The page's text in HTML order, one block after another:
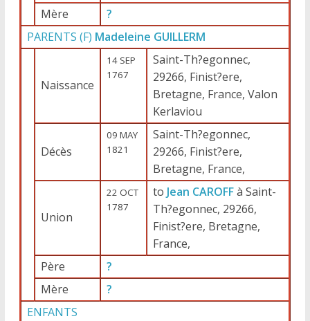
Mère
?
PARENTS (F) Madeleine GUILLERM
Naissance
14 SEP
1767
Saint-Th?egonnec,
29266, Finist?ere,
Bretagne, France, Valon
Kerlaviou
Décès
09 MAY
1821
Saint-Th?egonnec,
29266, Finist?ere,
Bretagne, France,
Union
22 OCT
1787
to Jean CAROFFà Saint-
Th?egonnec, 29266,
Finist?ere, Bretagne,
France,
Père
?
Mère
?
ENFANTS